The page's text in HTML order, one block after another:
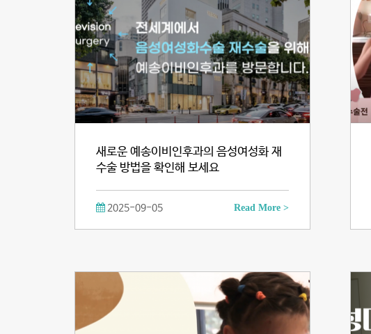
새로운 예송이비인후과의 음성여성화 재
수술 방법을 확인해 보세요
2025-09-05 Read More >